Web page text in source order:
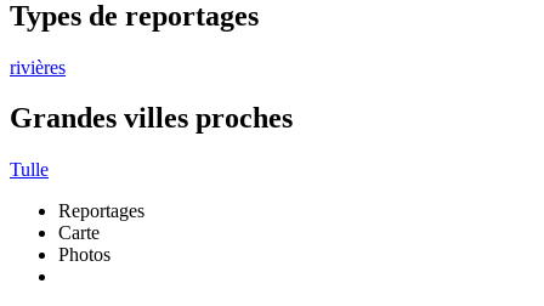
Types de reportages
rivières
Grandes villes proches
Tulle
Reportages
Carte
Photos